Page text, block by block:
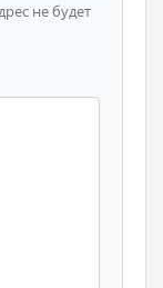
не будет